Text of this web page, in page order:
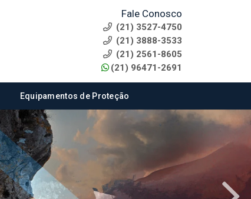
Fale Conosco
(21) 3527-4750
(21) 3888-3533
(21) 2561-8605
(21) 96471-2691
Equipamentos de Proteção